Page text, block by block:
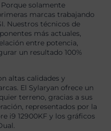
Porque solamente
marcas trabajando
Nuestros técnicos de
más actuales,
entre potencia,
un resultado 100%
altas calidades y
El Sylaryan ofrece un
terreno, gracias a sus
representados por la
i9 12900KF y los gráficos